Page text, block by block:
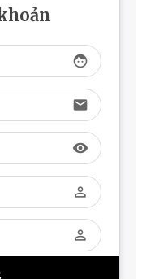
face
email
visibility
perm_identity
perm_identity